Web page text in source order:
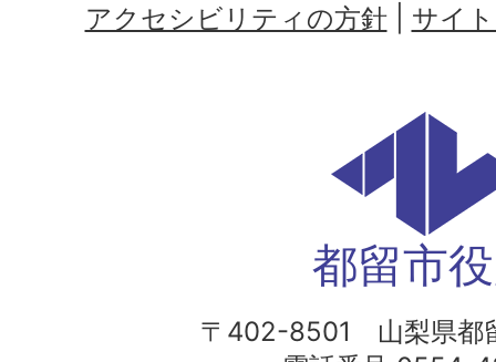
アクセシビリティの方針| サイ
都留市
〒402-8501 山梨県都